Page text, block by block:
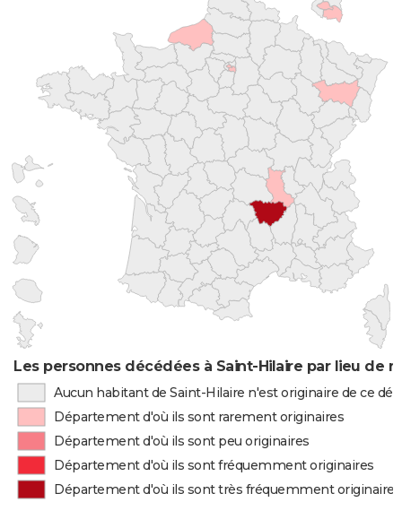
Les personnes décédées à Saint-Hilaire par lieu de
Aucun habitant de Saint-Hilaire n'est originaire de ce
Département d'où ils sont rarement originaires
Département d'où ils sont peu originaires
Département d'où ils sont fréquemment originaires
Département d'où ils sont très fréquemment originaires